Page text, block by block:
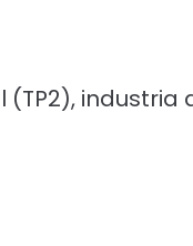
industria